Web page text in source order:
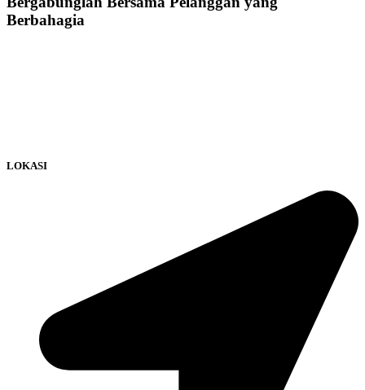
Berbahagia
LOKASI